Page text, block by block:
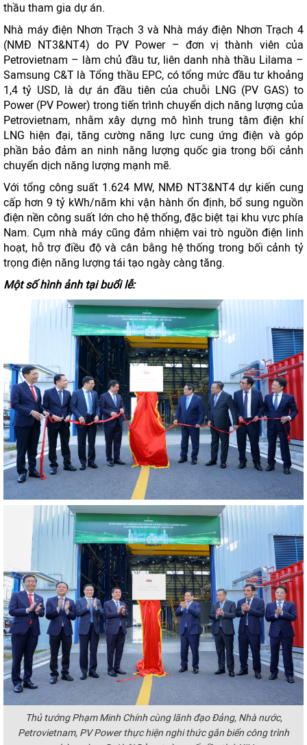
thầu tham gia dự án.
Nhà máy điện Nhơn Trạch 3 và Nhà máy điện Nhơn Trạch 4
(NMĐ NT3&NT4) do PV Power – đơn vị thành viên của
Petrovietnam – làm chủ đầu tư, liên danh nhà thầu Lilama –
Samsung C&T là Tổng thầu EPC, có tổng mức đầu tư khoảng
1,4 tỷ USD, là dự án đầu tiên của chuỗi LNG (PV GAS) to
Power (PV Power) trong tiến trình chuyển dịch năng lượng của
Petrovietnam, nhằm xây dựng mô hình trung tâm điện khí
LNG hiện đại, tăng cường năng lực cung ứng điện và góp
phần bảo đảm an ninh năng lượng quốc gia trong bối cảnh
chuyển dịch năng lượng mạnh mẽ.
Với tổng công suất 1.624 MW, NMÐ NT3&NT4 dự kiến cung
cấp hơn 9 tỷ kWh/năm khi vận hành ổn định, bổ sung nguồn
điện nền công suất lớn cho hệ thống, đặc biệt tại khu vực phía
Nam. Cụm nhà máy cũng đảm nhiệm vai trò nguồn điện linh
hoạt, hỗ trợ điều độ và cân bằng hệ thống trong bối cảnh tỷ
trọng điện năng lượng tái tạo ngày càng tăng.
Một số hình ảnh tại buổi lễ:
Thủ tướng Phạm Minh Chính cùng lãnh đạo Đảng, Nhà nước,
Petrovietnam, PV Power thực hiện nghi thức gắn biển công trình